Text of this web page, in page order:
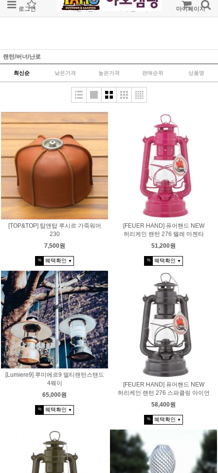
로그인 회원가입 주문조회 마이페이지
랜턴/버너/난로
최신순 낮은가격 높은가격 판매순위 상품명
[TOP&TOP] 탑앤탑 루시르 가죽워머
230
7,500원
% 혜택확인 ▼
[FEUER HAND] 퓨어핸드 NEW
허리케인 랜턴 276 텔레 마젠타
51,200원
% 혜택확인 ▼
[Lumiere9] 루미에르9 멀티랜턴스탠드
4웨이
65,000원
% 혜택확인 ▼
[FEUER HAND] 퓨어핸드 NEW
허리케인 랜턴 276 스파클링 아이언
58,400원
% 혜택확인 ▼